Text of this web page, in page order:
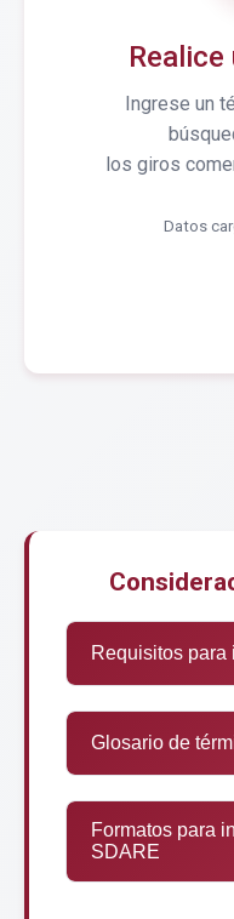
Realice
Ingrese un
los giros
Datos
Requisitos para
Glosario de
Formatos para
SDARE